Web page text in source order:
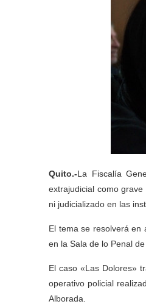
Quito.-La Fiscalía
extrajudicial como
ni judicializado en las
El tema se resolverá en
en la Sala de lo Penal
El caso «Las Dolores»
operativo policial
Alborada.